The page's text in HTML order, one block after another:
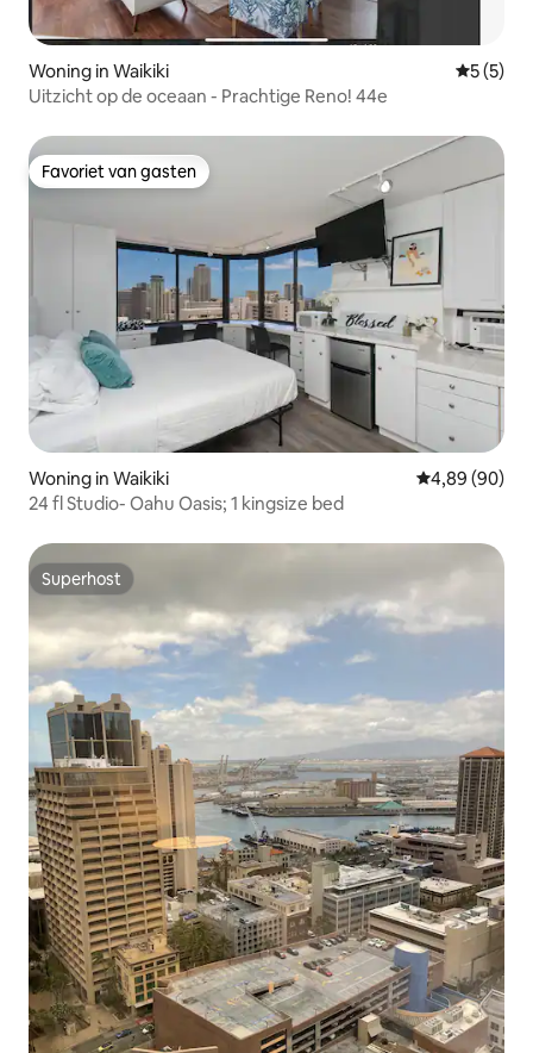
Woning in Waikiki
5 (5)
Uitzicht op de oceaan - Prachtige Reno! 44e
Favoriet van gasten
Favoriet van gasten
Woning in Waikiki Gemiddelde
4,89 (90)
24 fl Studio- Oahu Oasis; 1 kingsize bed
Superhost
Superhost